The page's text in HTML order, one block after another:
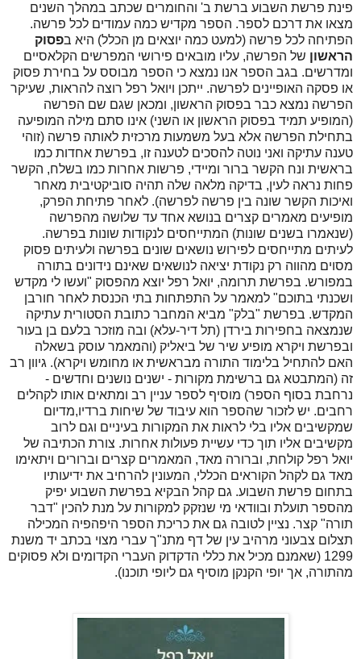
פינת פרשת השבוע ברשת ב' והחומרים שכתב במהלך השנים
מצאו את דרכם לספר. הספר מקדיש כמה עמודים לכל פרשה.
הפתיחה לכל פרשה (למעט כמה יוצאים מן הכלל) היא בפסוק
הראשון של הפרשה, עליו מובאים פירושי המפרשים הקלאסיים
ומדרשים. בגב הספר אנו נמצא כי הספר מבוסס על בחירת פסוק
או פסקה האופיינים לפרשה. ייתכן ויואל רפל רוצה להראות, שעיקר
הפרשה נמצא כבר בפסוק הראשון, ומכאן שגם שם הפרשה
(המופיע תמיד בפסוק הראשון או השני) אינו סתם מילה המופיעה
בתחילת הפרשה אלא בעל משמעות מרכזית לאותה פרשה (זוהי
טענה עתיקה ואני נוטה להסכים לטענה זו, בפרשת אחדות כמו
בראשית ונח הקשר ברור ומיידי, פרשות אחרות כמו בשלח, הקשר
פחות נראה לעין, בדיקה מלאה שלה תהיה סוביקטיבית מאחר
ואיכות הקשר שונה בין פרשה לפרשה). לאחר פתיחת הפרק,
מופיעים מאמרים קצרים בנושא אחד עד שלושה מהפרשה
(שנאמרו בשנים שונות) המתייחסים לנקודות שונות בפרשה.
לעיתים מתייחסים לפירוש נושאים שונים בפרשה ולעיתים פסוק
מסוים מהווה רק נקודת יציאה לנושאים שאינם נידונים בתורה
במפורש. בפרשת תרומה, יואל רפל יוצא מהפסוק "ועשו לי מקדש
ושכנתי בתוכם" למאמר על התפתחות בתי הכנסת לאחר חורבן
המקדש. בפרשת "בלק" מביא המחבר כתובת הסטורית עתיקה
שנמצאה בחפירות בירדן (תל דיר-עלא) ובה מוזכר בלעם בן בעור
ובפרשת ויקרא מופיע שיר של ביאליק (והמאמר עוסק בשאלה
האם להתחיל בלימוד התורה מבראשית או מחומש ויקרא). גיוון רב
זה (המתבטא גם ברשימת מקורות - ישנים נושנים וחדשים -
נרחבת בסוף הספר) מוסיף לספר עניין רב ומתאים אותו לקהלים
רחבים. יש לזכור שהספר הוא עיבוד של שיחות ברדיו,מדיום
שמקשיבים אליו בלי לראות את המקורות בעיניים וגם לרוב
מקשיבים אליו תוך כדי עשיית פעולות אחרות. צורת הכתיבה של
יואל רפל קולחת, וברורה מאד, המאמרים קצרים וברורים ויתאימו
מאד גם לקהל הקוראים הכללי, המעונין להרחיב את ידיעותיו
בתחום פרשת השבוע. גם קהל הבקיא בפרשת השבוע יפיק
מהספר תועלת ובוודאי מי שנזקק למקורות על מנת להכין "דבר
תורה" קצר. נציין לטובה גם את כריכת הספר היפהפיה המכילה
תצלום צבעוני מרהיב עין של דף מתנ"ך עברי מצוי בכתב יד משנת
1299 (שאמנם מכיל את כללי הדקדוק העברי הקדומים ולא פסוקים
מהתורה, אך יופי הקנקן מוסיף גם ליופי תוכנו).